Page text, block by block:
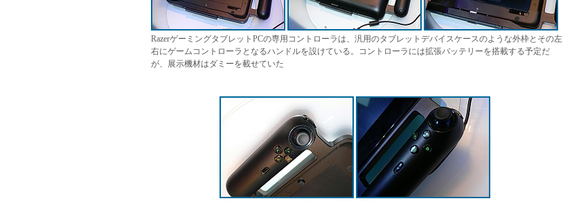
RazerゲーミングタブレットPCの専用コントローラは、汎用のタブレットデバイスケースのような外枠とその左
右にゲームコントローラとなるハンドルを設けている。コントローラには拡張バッテリーを搭載する予定だ
が、展示機材はダミーを載せていた